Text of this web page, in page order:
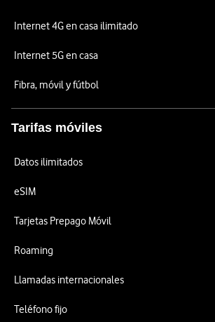
Internet 4G en casa ilimitado
Internet 5G en casa
Fibra, móvil y fútbol
Tarifas móviles
Datos ilimitados
eSIM
Tarjetas Prepago Móvil
Roaming
Llamadas internacionales
Teléfono fijo